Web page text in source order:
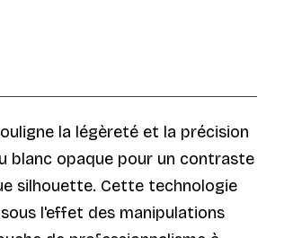
la légèreté et la précision
blanc opaque pour un contraste
silhouette. Cette technologie
l'effet des manipulations